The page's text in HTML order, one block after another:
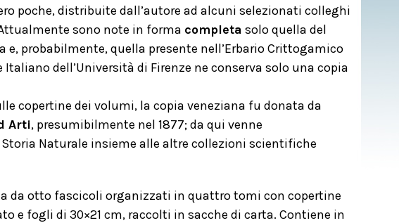
poche, distribuite dall’autore ad alcuni selezionati colleghi
sono note in forma completa solo quella del
e, probabilmente, quella presente nell’Erbario Crittogamico
dell’Università di Firenze ne conserva solo una copia
copertine dei volumi, la copia veneziana fu donata da
Arti, presumibilmente nel 1877; da qui venne
Naturale insieme alle altre collezioni scientifiche
da otto fascicoli organizzati in quattro tomi con copertine
e fogli di 30×21 cm, raccolti in sacche di carta. Contiene in